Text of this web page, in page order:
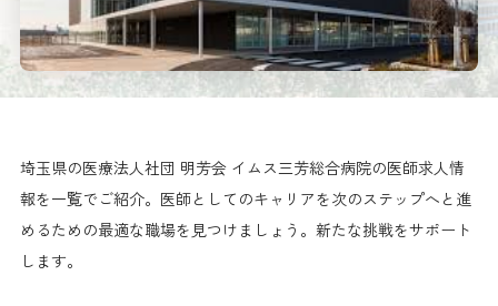
埼玉県の医療法人社団 明芳会 イムス三芳総合病院の医師求人情
報を一覧でご紹介。医師としてのキャリアを次のステップへと進
めるための最適な職場を見つけましょう。新たな挑戦をサポート
します。